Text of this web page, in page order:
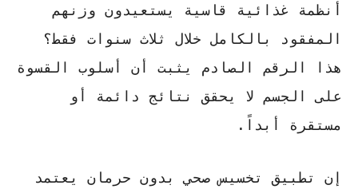
أنظمة غذائية قاسية يستعيدون وزنهم
المفقود بالكامل خلال ثلاث سنوات فقط؟
هذا الرقم الصادم يثبت أن أسلوب القسوة
على الجسم لا يحقق نتائج دائمة أو
مستقرة أبداً.
إن تطبيق تخسيس صحي بدون حرمان يعتمد